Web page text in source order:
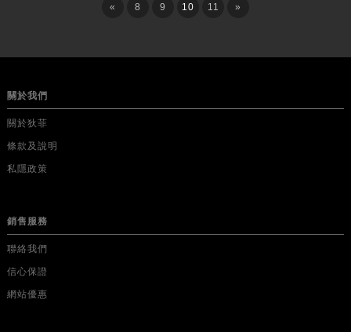
« 8 9 10 11 »
關於我們
關於狄菲
條款及說明
私隱政策
銷售服務
聯絡我們
信心保證
網站優惠